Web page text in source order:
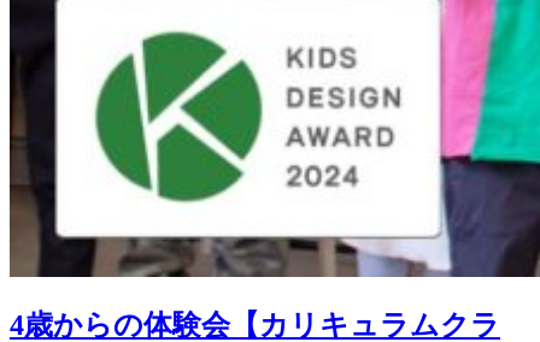
4歳からの体験会【カリキュラムクラ